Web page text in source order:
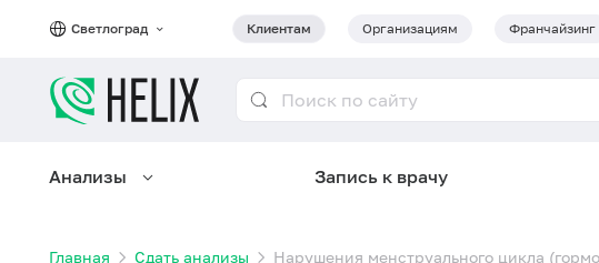
Светлоград Клиентам Организациям Франчайзинг
Анализы Запись к врачу
Главная Сдать анализы Нарушения менструального цикла